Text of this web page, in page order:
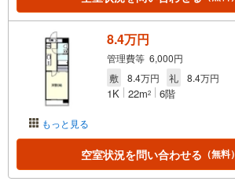
もっと見る
8.4万円
管理費等 6,000円
敷
8.4万円 礼 8.4万円
1K 22m2 6階
空室状況を問い合わせる （無料）